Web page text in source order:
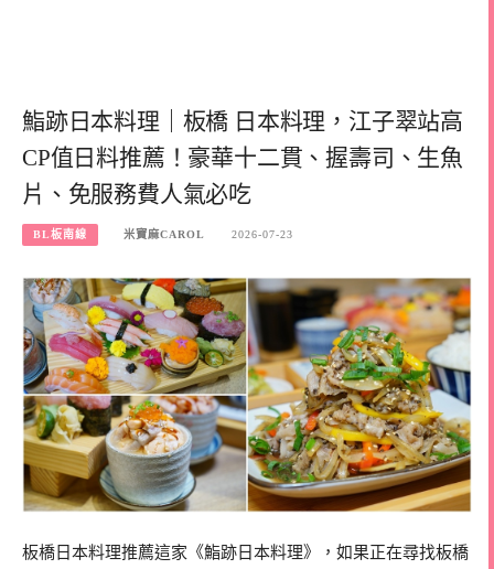
鮨跡日本料理｜板橋 日本料理，江子翠站高
CP值日料推薦！豪華十二貫、握壽司、生魚
片、免服務費人氣必吃
BL板南線 米寶麻CAROL 2026-07-23
板橋日本料理推薦這家《鮨跡日本料理》，如果正在尋找板橋